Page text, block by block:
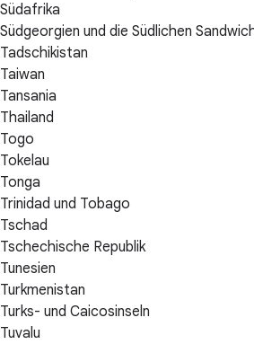
Südafrika
Südgeorgien und die Südlichen
Tadschikistan
Taiwan
Tansania
Thailand
Togo
Tokelau
Tonga
Trinidad und Tobago
Tschad
Tschechische Republik
Tunesien
Turkmenistan
Turks- und Caicosinseln
Tuvalu